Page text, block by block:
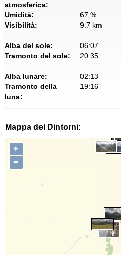
atmosferica:
Umidità:
67 %
Visibilità:
9.7 km
Alba del sole:
06:07
Tramonto del sole:
20:35
Alba lunare:
02:13
Tramonto della
luna:
19:16
Mappa dei Dintorni:
+
−